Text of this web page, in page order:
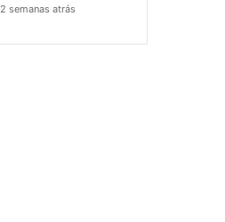
2 semanas atrás